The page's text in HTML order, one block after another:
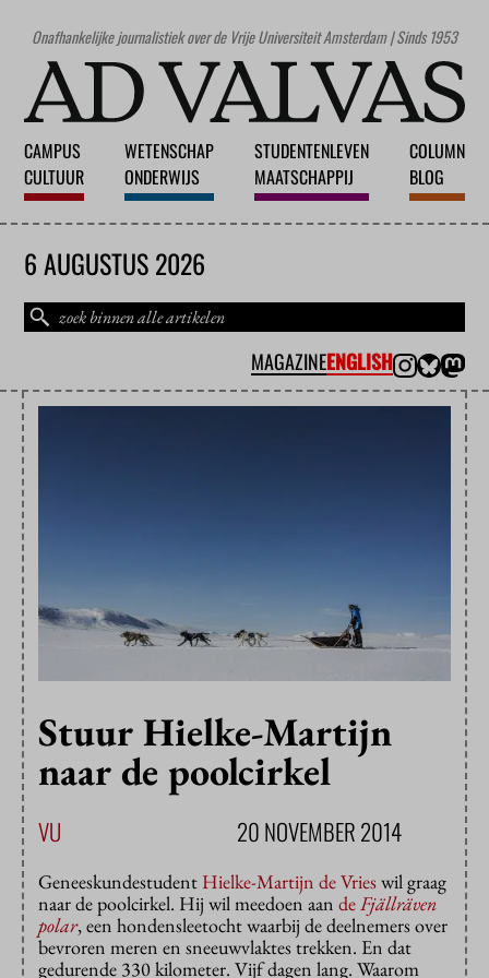
Onafhankelijke journalistiek over de Vrije Universiteit Amsterdam | Sinds 1953
CAMPUS
CULTUUR
WETENSCHAP
ONDERWIJS
STUDENTENLEVEN
MAATSCHAPPIJ
COLUMN
BLOG
6 AUGUSTUS 2026
MAGAZINEENGLISH
Stuur Hielke-Martijn
naar de poolcirkel
VU 20 NOVEMBER 2014
Geneeskundestudent Hielke-Martijn de Vrieswil graag
naar de poolcirkel. Hij wil meedoen aan deFjällräven
polar, een hondensleetocht waarbij de deelnemers over
bevroren meren en sneeuwvlaktes trekken. En dat
gedurende 330 kilometer. Vijf dagen lang. Waarom